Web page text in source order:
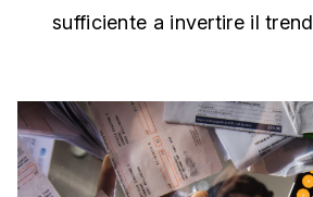
sufficiente a invertire il trend